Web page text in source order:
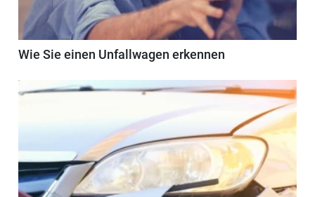
Wie Sie einen Unfallwagen erkennen